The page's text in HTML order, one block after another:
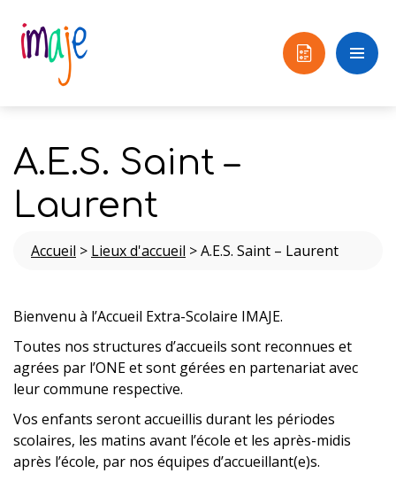
A.E.S. Saint –
Laurent
Accueil > Lieux d'accueil >A.E.S. Saint – Laurent
Bienvenu à l’Accueil Extra-Scolaire IMAJE.
Toutes nos structures d’accueils sont reconnues et
agrées par l’ONE et sont gérées en partenariat avec
leur commune respective.
Vos enfants seront accueillis durant les périodes
scolaires, les matins avant l’école et les après-midis
après l’école, par nos équipes d’accueillant(e)s.